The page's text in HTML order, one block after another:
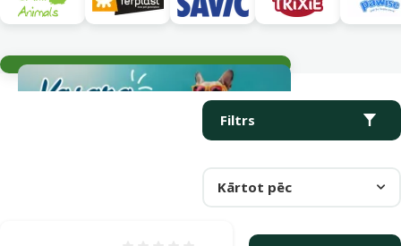
Parametriskais filtrs
Filtrs
Atlasītie filtri
Kārtot pēc
Produkti kategorijā Grauzēju būri un transportēšanas boksi